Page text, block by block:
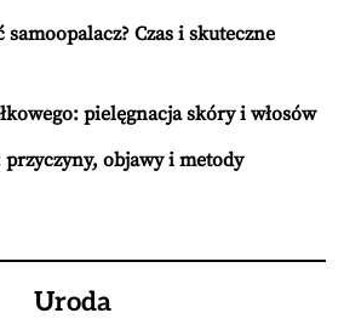
Czas i skuteczne
pielęgnacja skóry i włosów
objawy i metody
Uroda